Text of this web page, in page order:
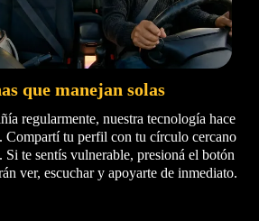
que manejan solas
regularmente, nuestra tecnología hace
Compartí tu perfil con tu círculo cercano
Si te sentís vulnerable, presioná el botón
ver, escuchar y apoyarte de inmediato.